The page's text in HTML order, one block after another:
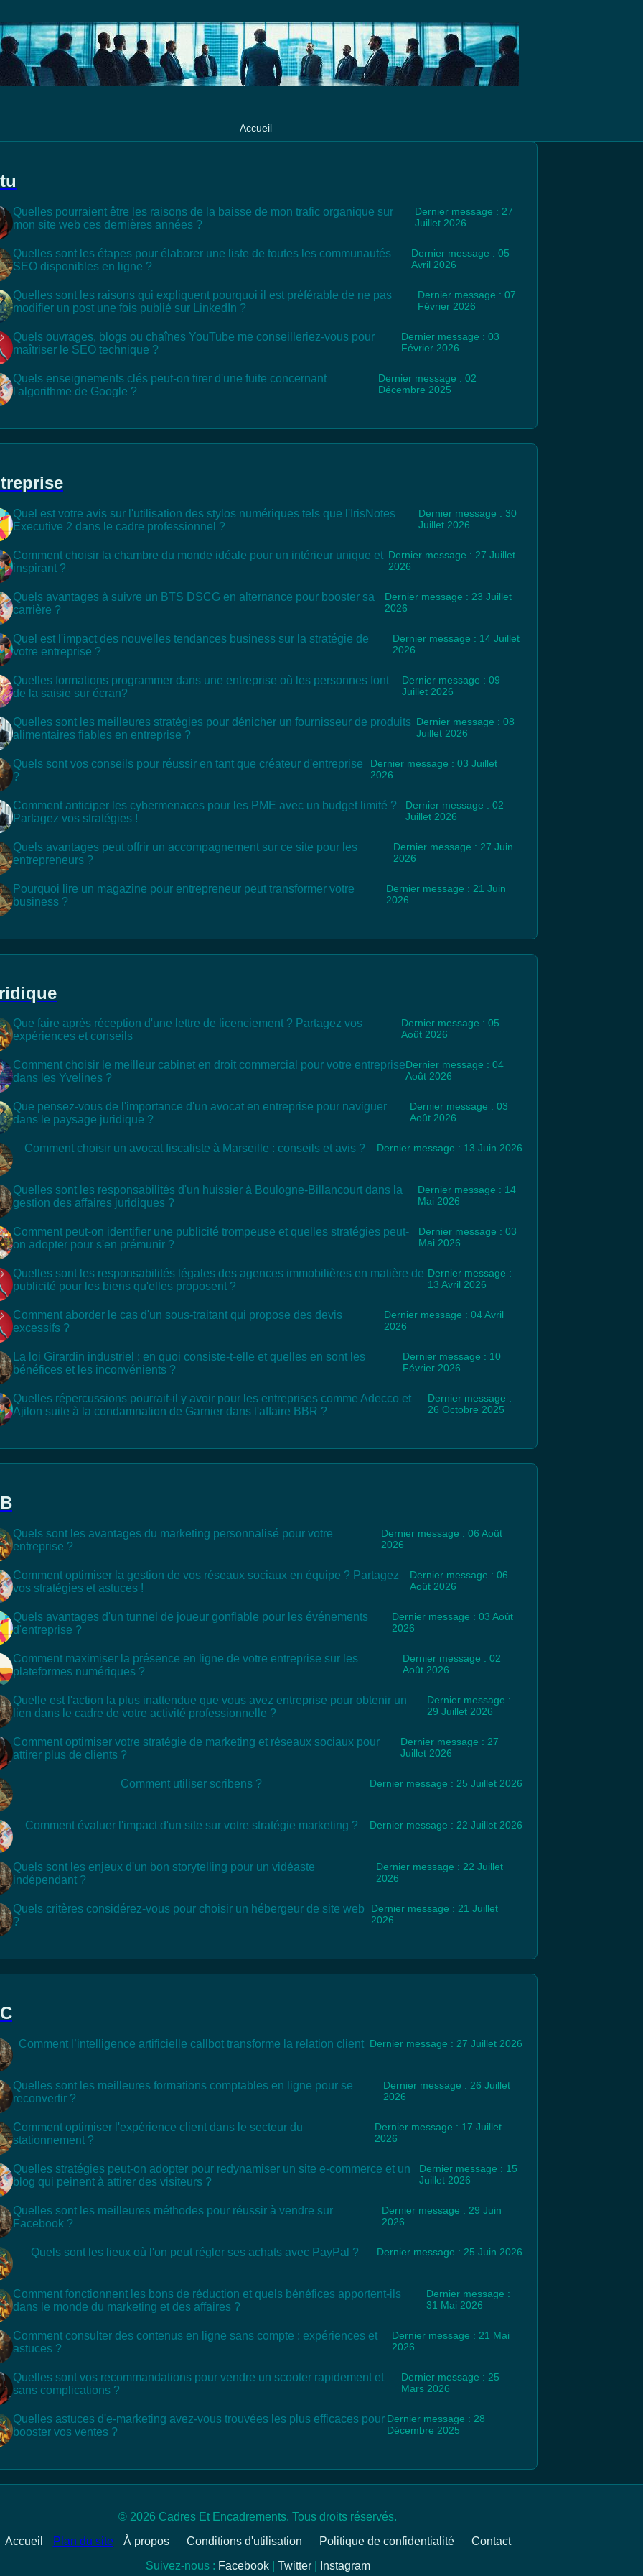
Accueil
Quelles pourraient être les raisons de la baisse de mon trafic organique sur
mon site web ces dernières années ?
Dernier message : 27
Juillet 2026
Quelles sont les étapes pour élaborer une liste de toutes les communautés
SEO disponibles en ligne ?
Dernier message : 05
Avril 2026
Quelles sont les raisons qui expliquent pourquoi il est préférable de ne pas
modifier un post une fois publié sur LinkedIn ?
Dernier message : 07
Février 2026
Quels ouvrages, blogs ou chaînes YouTube me conseilleriez-vous pour
maîtriser le SEO technique ?
Dernier message : 03
Février 2026
Quels enseignements clés peut-on tirer d'une fuite concernant
l'algorithme de Google ?
Dernier message : 02
Décembre 2025
Quel est votre avis sur l'utilisation des stylos numériques tels que l'IrisNotes
Executive 2 dans le cadre professionnel ?
Dernier message : 30
Juillet 2026
Comment choisir la chambre du monde idéale pour un intérieur unique et
inspirant ?
Dernier message : 27 Juillet
2026
Quels avantages à suivre un BTS DSCG en alternance pour booster sa
carrière ?
Dernier message : 23 Juillet
2026
Quel est l'impact des nouvelles tendances business sur la stratégie de
votre entreprise ?
Dernier message : 14 Juillet
2026
Quelles formations programmer dans une entreprise où les personnes font
de la saisie sur écran?
Dernier message : 09
Juillet 2026
Quelles sont les meilleures stratégies pour dénicher un fournisseur de produits
alimentaires fiables en entreprise ?
Dernier message : 08
Juillet 2026
Quels sont vos conseils pour réussir en tant que créateur d'entreprise
?
Dernier message : 03 Juillet
2026
Comment anticiper les cybermenaces pour les PME avec un budget limité ?
Partagez vos stratégies !
Dernier message : 02
Juillet 2026
Quels avantages peut offrir un accompagnement sur ce site pour les
entrepreneurs ?
Dernier message : 27 Juin
2026
Pourquoi lire un magazine pour entrepreneur peut transformer votre
business ?
Dernier message : 21 Juin
2026
Que faire après réception d'une lettre de licenciement ? Partagez vos
expériences et conseils
Dernier message : 05
Août 2026
Comment choisir le meilleur cabinet en droit commercial pour votre entreprise
dans les Yvelines ?
Dernier message : 04
Août 2026
Que pensez-vous de l'importance d'un avocat en entreprise pour naviguer
dans le paysage juridique ?
Dernier message : 03
Août 2026
Comment choisir un avocat fiscaliste à Marseille : conseils et avis ? Dernier message : 13 Juin 2026
Quelles sont les responsabilités d'un huissier à Boulogne-Billancourt dans la
gestion des affaires juridiques ?
Dernier message : 14
Mai 2026
Comment peut-on identifier une publicité trompeuse et quelles stratégies peut-
on adopter pour s'en prémunir ?
Dernier message : 03
Mai 2026
Quelles sont les responsabilités légales des agences immobilières en matière de
publicité pour les biens qu'elles proposent ?
Dernier message :
13 Avril 2026
Comment aborder le cas d'un sous-traitant qui propose des devis
excessifs ?
Dernier message : 04 Avril
2026
La loi Girardin industriel : en quoi consiste-t-elle et quelles en sont les
bénéfices et les inconvénients ?
Dernier message : 10
Février 2026
Quelles répercussions pourrait-il y avoir pour les entreprises comme Adecco et
Ajilon suite à la condamnation de Garnier dans l'affaire BBR ?
Dernier message :
26 Octobre 2025
Quels sont les avantages du marketing personnalisé pour votre
entreprise ?
Dernier message : 06 Août
2026
Comment optimiser la gestion de vos réseaux sociaux en équipe ? Partagez
vos stratégies et astuces !
Dernier message : 06
Août 2026
Quels avantages d'un tunnel de joueur gonflable pour les événements
d'entreprise ?
Dernier message : 03 Août
2026
Comment maximiser la présence en ligne de votre entreprise sur les
plateformes numériques ?
Dernier message : 02
Août 2026
Quelle est l'action la plus inattendue que vous avez entreprise pour obtenir un
lien dans le cadre de votre activité professionnelle ?
Dernier message :
29 Juillet 2026
Comment optimiser votre stratégie de marketing et réseaux sociaux pour
attirer plus de clients ?
Dernier message : 27
Juillet 2026
Comment utiliser scribens ? Dernier message : 25 Juillet 2026
Comment évaluer l'impact d'un site sur votre stratégie marketing ? Dernier message : 22 Juillet 2026
Quels sont les enjeux d'un bon storytelling pour un vidéaste
indépendant ?
Dernier message : 22 Juillet
2026
Quels critères considérez-vous pour choisir un hébergeur de site web
?
Dernier message : 21 Juillet
2026
Comment l’intelligence artificielle callbot transforme la relation client Dernier message : 27 Juillet 2026
Quelles sont les meilleures formations comptables en ligne pour se
reconvertir ?
Dernier message : 26 Juillet
2026
Comment optimiser l'expérience client dans le secteur du
stationnement ?
Dernier message : 17 Juillet
2026
Quelles stratégies peut-on adopter pour redynamiser un site e-commerce et un
blog qui peinent à attirer des visiteurs ?
Dernier message : 15
Juillet 2026
Quelles sont les meilleures méthodes pour réussir à vendre sur
Facebook ?
Dernier message : 29 Juin
2026
Quels sont les lieux où l'on peut régler ses achats avec PayPal ? Dernier message : 25 Juin 2026
Comment fonctionnent les bons de réduction et quels bénéfices apportent-ils
dans le monde du marketing et des affaires ?
Dernier message :
31 Mai 2026
Comment consulter des contenus en ligne sans compte : expériences et
astuces ?
Dernier message : 21 Mai
2026
Quelles sont vos recommandations pour vendre un scooter rapidement et
sans complications ?
Dernier message : 25
Mars 2026
Quelles astuces d'e-marketing avez-vous trouvées les plus efficaces pour
booster vos ventes ?
Dernier message : 28
Décembre 2025
© 2026 Cadres Et Encadrements. Tous droits réservés.
Accueil
Plan du site À propos Conditions d'utilisation Politique de confidentialité
Contact
Suivez-nous : Facebook| Twitter| Instagram